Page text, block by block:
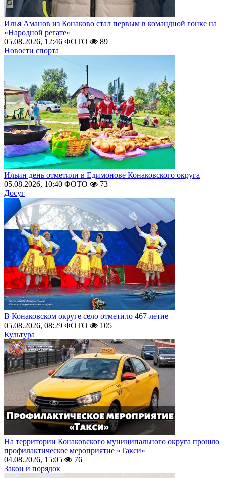
Илья Аманов из Конаково стал первым в командной гонке на
«Народной регате»
05.08.2026, 12:46 ФОТО
89
Новости спорта
Ильин день отметили в Едимонове Конаковского округа
05.08.2026, 10:40 ФОТО
73
Досуг
В Конаковском округе село отметило 467-летие
05.08.2026, 08:29 ФОТО
105
Культура
На территории Конаковского муниципального округа прошло
профилактическое мероприятие «Такси»
04.08.2026, 15:05
76
Закон и порядок